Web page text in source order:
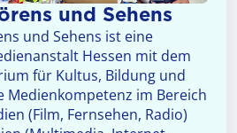
und Sehens
und Sehens ist eine
Hessen mit dem
für Kultus, Bildung und
Medienkompetenz im Bereich
(Film, Fernsehen, Radio)